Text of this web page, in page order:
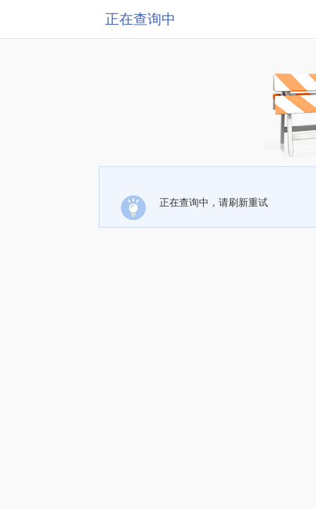
正在查询中
正在查询中，请刷新重试